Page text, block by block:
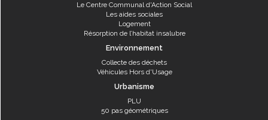
Le Centre Communal d'Action Social
Les aides sociales
Logement
Résorption de l’habitat insalubre
Environnement
Collecte des déchets
Véhicules Hors d'Usage
Urbanisme
PLU
50 pas géométriques